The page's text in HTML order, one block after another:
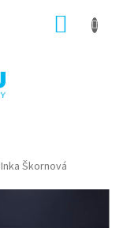
Inka Škornová